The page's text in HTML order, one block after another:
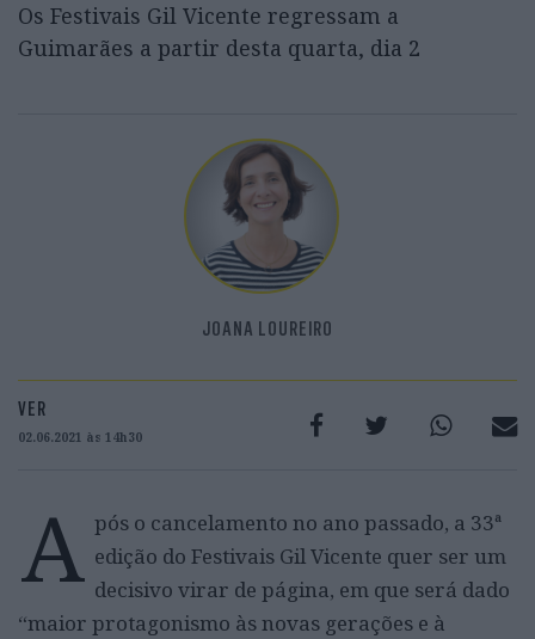
Os Festivais Gil Vicente regressam a
Guimarães a partir desta quarta, dia 2
JOANA LOUREIRO
VER
02.06.2021 às 14h30
A pós o cancelamento no ano passado, a 33ª
edição do Festivais Gil Vicente quer ser um
decisivo virar de página, em que será dado
“maior protagonismo às novas gerações e à